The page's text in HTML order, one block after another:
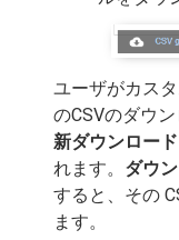
ユーザがカス
のCSVのダウ
新ダウンロード
れます。 ダウ
すると、その
ます。